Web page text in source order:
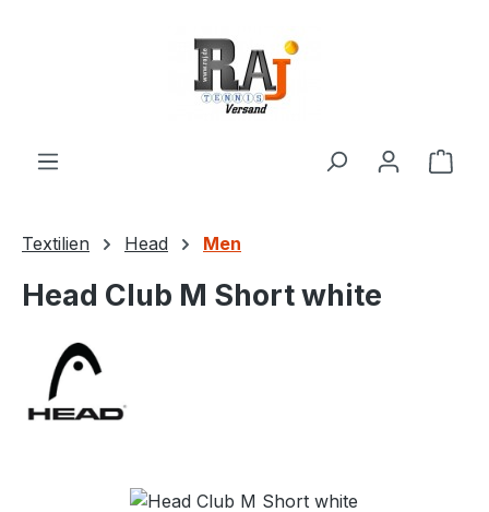
Textilien Head Men
Head Club M Short white
Bildergalerie überspringen